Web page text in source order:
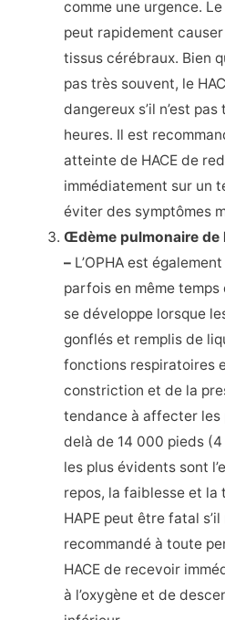
comme une urgence.
peut rapidement
tissus cérébraux. Bien
pas très souvent, le
dangereux s’il n’est
heures. Il est
atteinte de HACE de
immédiatement sur un
éviter des symptômes
Œdème pulmonaire de
– L’OPHA est
parfois en même temps
se développe lorsque
gonflés et remplis de
fonctions respiratoires
constriction et de la
tendance à affecter les
delà de 14 000 pieds
les plus évidents sont
repos, la faiblesse et la
HAPE peut être fatal
recommandé à toute
HACE de recevoir
à l’oxygène et de